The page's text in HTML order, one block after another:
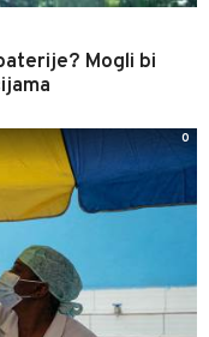
Mogli bi
0